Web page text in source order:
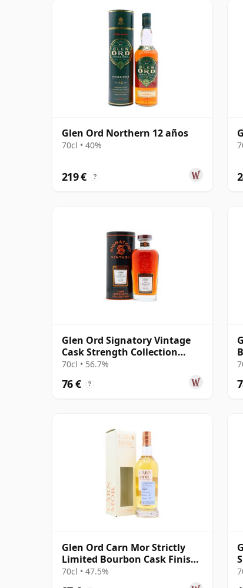
Glen Ord Northern 12 años
70cl • 40%
219 € ?
Glen Ord Signatory Vintage
Cask Strength Collection
Single 2009 16 años
70cl • 56.7%
76 € ?
Glen Ord Carn Mor Strictly
Limited Bourbon Cask Finish
Sing 2012 10 años
70cl • 47.5%